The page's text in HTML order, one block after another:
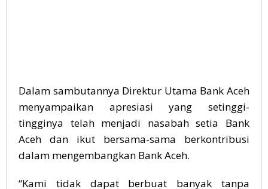
Dalam sambutannya Direktur Utama Bank Aceh
menyampaikan apresiasi yang setinggi-
tingginya telah menjadi nasabah setia Bank
Aceh dan ikut bersama-sama berkontribusi
dalam mengembangkan Bank Aceh.
“Kami tidak dapat berbuat banyak tanpa